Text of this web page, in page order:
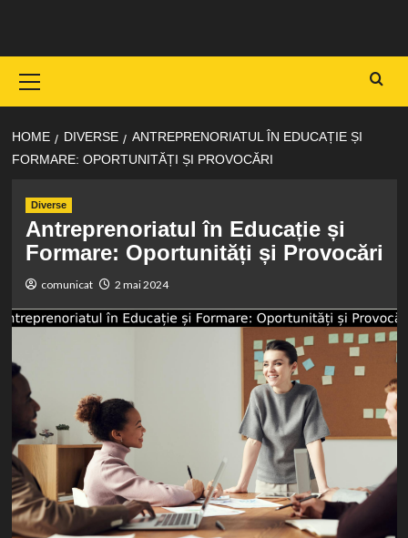
content
Menu
HOME DIVERSE
ANTREPRENORIATUL ÎN EDUCAȚIE ȘI
FORMARE: OPORTUNITĂȚI ȘI PROVOCĂRI
Diverse
Antreprenoriatul în Educație și
Formare: Oportunități și Provocări
comunicat 2 mai 2024